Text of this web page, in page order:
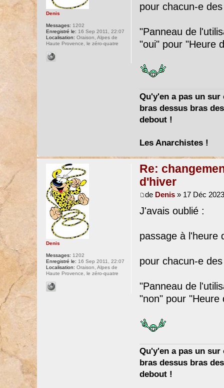
pour chacun-e
"Panneau de
"oui" pour "Heure
Qu'y'en a pas un
bras dessus bras
debout !
Les Anarchistes !
Denis
Messages: 1202
Enregistré le: 16 Sep 2011, 22:07
Localisation: Oraison, Alpes de
Haute Provence, le zéro-quatre
Re:
d'hiver
de Denis» 17 Déc
J'avais oublié :
passage à l'heure
pour chacun-e
"Panneau de
"non" pour "Heure
Qu'y'en a pas un
bras dessus bras
debout !
Denis
Messages: 1202
Enregistré le: 16 Sep 2011, 22:07
Localisation: Oraison, Alpes de
Haute Provence, le zéro-quatre